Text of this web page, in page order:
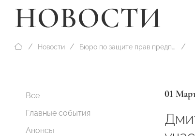
НОВОСТИ
Новости Бюро по защите прав предпринимателей
Все
Главные события
Анонсы
01